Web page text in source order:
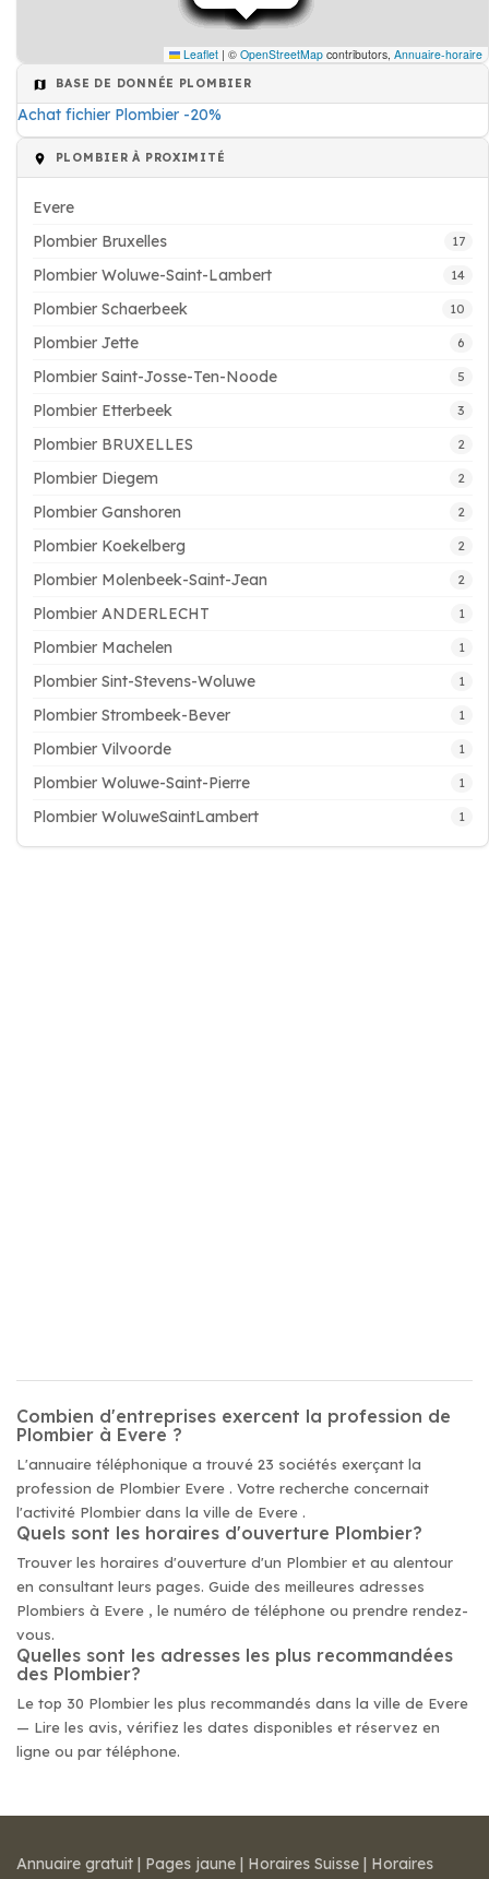
Leaflet | © OpenStreetMap contributors, Annuaire-horaire
BASE DE DONNÉE PLOMBIER
Achat fichier Plombier -20%
PLOMBIER À PROXIMITÉ
Evere
Plombier Bruxelles
17
Plombier Woluwe-Saint-Lambert 14
Plombier Schaerbeek 10
Plombier Jette 6
Plombier Saint-Josse-Ten-Noode 5
Plombier Etterbeek 3
Plombier BRUXELLES 2
Plombier Diegem 2
Plombier Ganshoren 2
Plombier Koekelberg 2
Plombier Molenbeek-Saint-Jean 2
Plombier ANDERLECHT 1
Plombier Machelen 1
Plombier Sint-Stevens-Woluwe 1
Plombier Strombeek-Bever 1
Plombier Vilvoorde 1
Plombier Woluwe-Saint-Pierre 1
Plombier WoluweSaintLambert 1
Combien d'entreprises exercent la profession de
Plombier à Evere ?
L'annuaire téléphonique a trouvé 23 sociétés exerçant la
profession de Plombier Evere . Votre recherche concernait
l'activité Plombier dans la ville de Evere .
Quels sont les horaires d'ouverture Plombier?
Trouver les horaires d'ouverture d'un Plombier et au alentour
en consultant leurs pages. Guide des meilleures adresses
Plombiers à Evere , le numéro de téléphone ou prendre rendez-
vous.
Quelles sont les adresses les plus recommandées
des Plombier?
Le top 30 Plombier les plus recommandés dans la ville de Evere
— Lire les avis, vérifiez les dates disponibles et réservez en
ligne ou par téléphone.
Annuaire gratuit | Pages jaune | Horaires Suisse | Horaires